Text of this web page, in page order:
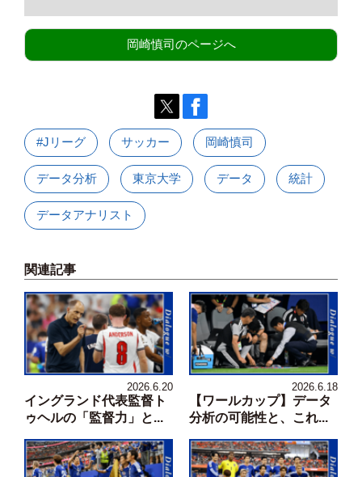
岡崎慎司のページへ
#Jリーグ サッカー 岡崎慎司
データ分析 東京大学 データ 統計
データアナリスト
関連記事
2026.6.20
イングランド代表監督ト
ゥヘルの「監督力」と...
2026.6.18
【ワールカップ】データ
分析の可能性と、これ...